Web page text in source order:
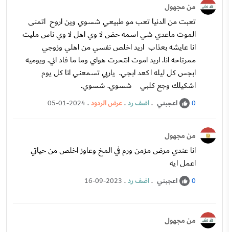
من مجهول
تعبت من الدنيا تعب مو طبيعي شسوي وين اروح اتمنى
الموت ماعدي شي اسمه حض لا وي اهل لا وي ناس مليت
انا عايشه بعذاب اريد اخلص نفسي من اهلي وزوجي
ممرتاحه انا. اريد اموت انتحرت هواي وما ما فاد اني. ويوميه
ابجس كل ليله اكعد ابجي. ياربي تسمعني انا كل يوم
اشكيلك وجع كلبي شسوي. شسوي.
0 اعجبني .اضف رد.عرض الردود.
05-01-2024
من مجهول
انا عندي مرض مزمن ورم في المخ وعاوز اخلص من حياتي
اعمل ايه
0 اعجبني .اضف رد.
16-09-2023
من مجهول